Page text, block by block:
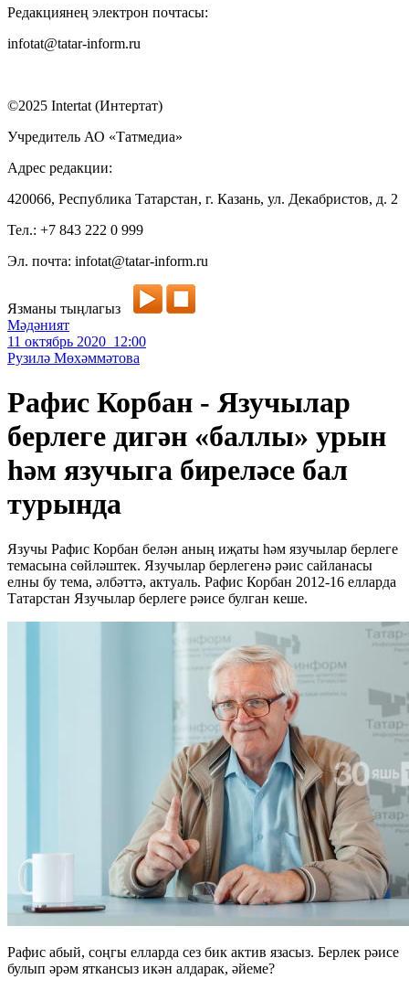
Редакциянең электрон почтасы:
infotat@tatar-inform.ru
©2025 Intertat (Интертат)
Учредитель АО «Татмедиа»
Адрес редакции:
420066, Республика Татарстан, г. Казань, ул. Декабристов, д. 2
Тел.: +7 843 222 0 999
Эл. почта: infotat@tatar-inform.ru
Язманы тыңлагыз
Мәдәният
11 октябрь 2020 12:00
Рузилә Мөхәммәтова
Рафис Корбан - Язучылар
берлеге дигән «баллы» урын
һәм язучыга биреләсе бал
турында
Язучы Рафис Корбан белән аның иҗаты һәм язучылар берлеге
темасына сөйләштек. Язучылар берлегенә рәис сайланасы
елны бу тема, әлбәттә, актуаль. Рафис Корбан 2012-16 елларда
Татарстан Язучылар берлеге рәисе булган кеше.
Рафис абый, соңгы елларда сез бик актив язасыз. Берлек рәисе
булып әрәм яткансыз икән алдарак, әйеме?